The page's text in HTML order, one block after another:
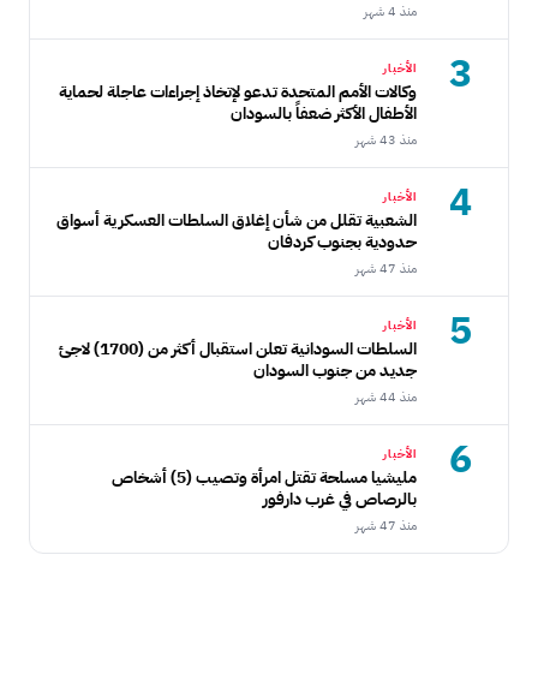
منذ 4 شهر
3 الأخبار
وكالات الأمم المتحدة تدعو لإتخاذ إجراءات عاجلة لحماية
الأطفال الأكثر ضعفاً بالسودان
منذ 43 شهر
4 الأخبار
الشعبية تقلل من شأن إغلاق السلطات العسكرية أسواق
حدودية بجنوب كردفان
منذ 47 شهر
5 الأخبار
السلطات السودانية تعلن استقبال أكثر من (1700) لاجئ
جديد من جنوب السودان
منذ 44 شهر
6 الأخبار
مليشيا مسلحة تقتل امرأة وتصيب (5) أشخاص
بالرصاص في غرب دارفور
منذ 47 شهر